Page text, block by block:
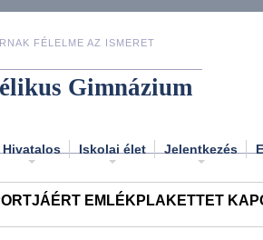
FÉLELME AZ ISMERET
Gimnázium
Hivatalos Iskolai élet Jelentkezés
EMLÉKPLAKETTET